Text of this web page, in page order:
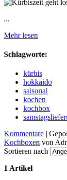
...
Mehr lesen
Schlagworte:
kürbis
hokkaido
saisonal
kochen
kochbox
Kommentare |
Kochboxen von
Sortieren nach
1 Artikel